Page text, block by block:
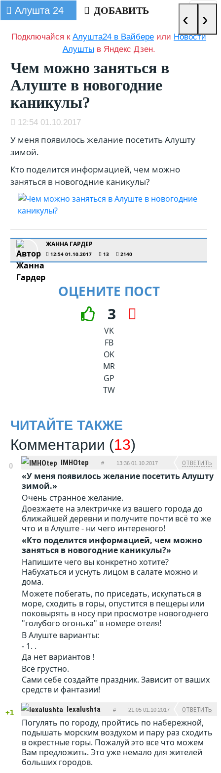
Алушта 24 ДОБАВИТЬ
Подключайся кАлушта24 в Вайбере или Новости
Алушты в Яндекс Дзен.
Чем можно заняться в
Алуште в новогодние
каникулы?
12:54 01.10.2017
У меня появилось желание посетить Алушту
зимой.
Кто поделится информацией, чем можно
заняться в новогодние каникулы?
ЖАННА ГАРДЕР
12:54 01.10.2017 13 2140
ОЦЕНИТЕ ПОСТ
3
VK
FB
OK
MR
GP
TW
ЧИТАЙТЕ ТАКЖЕ
‹ ›
Комментарии (13)
0 IMHOtep # 13:36 01.10.2017 ОТВЕТИТЬ
У меня появилось желание посетить Алушту
зимой.
Очень странное желание.
Доезжаете на электричке из вашего города до
ближайшей деревни и получите почти всё то же
что и в Алуште - ни чего интереного!
Кто поделится информацией, чем можно
заняться в новогодние каникулы?
Напишите чего вы конкретно хотите?
Набухаться и уснуть лицом в салате можно и
дома.
Можете побегать, по приседать, искупаться в
море, сходить в горы, опустится в пещеры или
поковырять в носу при просмотре новогоднего
"голубого огонька" в номере отеля!
В Алуште варианты:
- 1. .
Да нет вариантов !
Всё грустно.
Сами себе создайте праздник. Зависит от ваших
средств и фантазии!
+1 lexalushta # 21:05 01.10.2017 ОТВЕТИТЬ
Погулять по городу, пройтись по набережной,
подышать морским воздухом и пару раз сходить
в окрестные горы. Пожалуй это все что можем
Вам предложить. Это уже немало для жителей
больших городов.